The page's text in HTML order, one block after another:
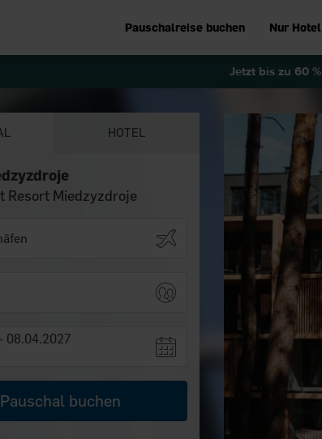
Pauschalreise buchen Nur
Jetzt bis zu 60
HOTEL
Resort Miedzyzdroje
08.04.2027
Pauschal buchen